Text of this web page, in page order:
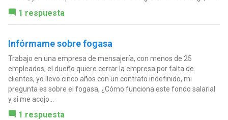
1 respuesta
Infórmame sobre fogasa
Trabajo en una empresa de mensajería, con menos de 25
empleados, el dueño quiere cerrar la empresa por falta de
clientes, yo llevo cinco años con un contrato indefinido, mi
pregunta es sobre el fogasa, ¿Cómo funciona este fondo salarial
y si me acojo...
1 respuesta